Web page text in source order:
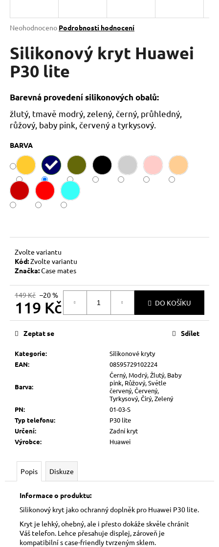
Průměrné
produktu
je
0,0
hvězdiček.
Neohodnoceno Podrobnosti hodnocení
Silikonový kryt Huawei
P30 lite
Barevná provedení silikonových obalů:
žlutý, tmavě modrý, zelený, černý, průhledný,
růžový, baby pink, červený a tyrkysový.
BARVA
Zvolte variantu
Kód:Zvolte variantu
Značka:Case mates
149 Kč –20 %
119 Kč
Měrná
DO KOŠÍKU
Kategorie:
Silikonové kryty
EAN: 08595729102224
Barva:
Černý, Modrý, Žlutý, Baby
pink, Růžový, Světle
červený, Červený,
Tyrkysový, Čirý, Zelený
PN:
01-03-S
Typ telefonu:
P30 lite
Určení:
Zadní kryt
Výrobce: Huawei
Zeptat se Sdílet
Popis Diskuze
Informace o produktu:
Silikonový kryt jako ochranný doplněk pro Huawei P30 lite.
Kryt je lehký, ohebný, ale i přesto dokáže skvěle chránit
Váš telefon. Lehce přesahuje displej, zároveň je
kompatibilní s case-friendly tvrzeným sklem.
j
t
?
HLEDAT
o
p
o
r
u
e
m
e